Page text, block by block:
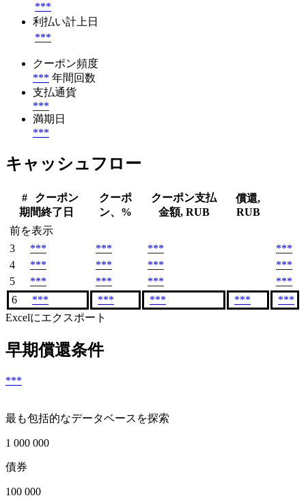
***
利払い計上日
***
クーポン頻度
*** 年間回数
支払通貨
***
満期日
***
キャッシュフロー
#
クーポン
期間終了日
クーポ
ン、%
クーポン支払
金額, RUB
償還,
RUB
前を表示
3
*** *** ***
***
4
*** *** ***
***
5
*** *** ***
***
6
*** *** *** ***
***
Excelにエクスポート
早期償還条件
***
最も包括的なデータベースを探索
1 000 000
債券
100 000